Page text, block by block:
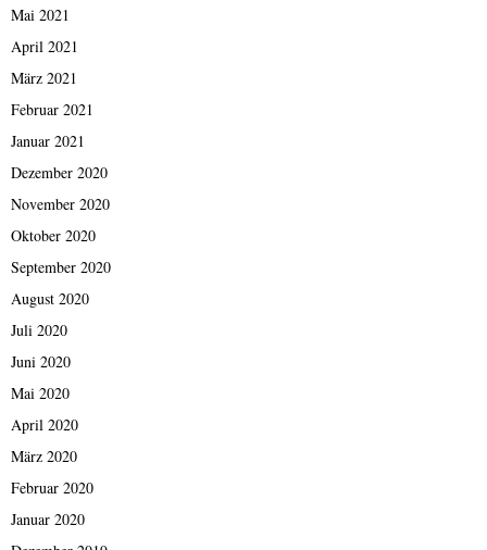
Mai 2021
April 2021
März 2021
Februar 2021
Januar 2021
Dezember 2020
November 2020
Oktober 2020
September 2020
August 2020
Juli 2020
Juni 2020
Mai 2020
April 2020
März 2020
Februar 2020
Januar 2020